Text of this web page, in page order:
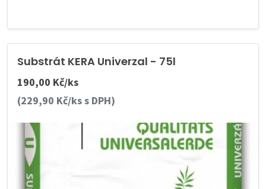
Substrát KERA Univerzal - 75l
190,00 Kč/ks
(229,90 Kč/ks s DPH)